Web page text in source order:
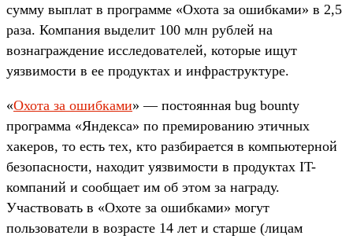
сумму выплат в программе «Охота за ошибками» в 2,5
раза. Компания выделит 100 млн рублей на
вознаграждение исследователей, которые ищут
уязвимости в ее продуктах и инфраструктуре.
«Охота за ошибками» — постоянная bug bounty
программа «Яндекса» по премированию этичных
хакеров, то есть тех, кто разбирается в компьютерной
безопасности, находит уязвимости в продуктах IT-
компаний и сообщает им об этом за награду.
Участвовать в «Охоте за ошибками» могут
пользователи в возрасте 14 лет и старше (лицам